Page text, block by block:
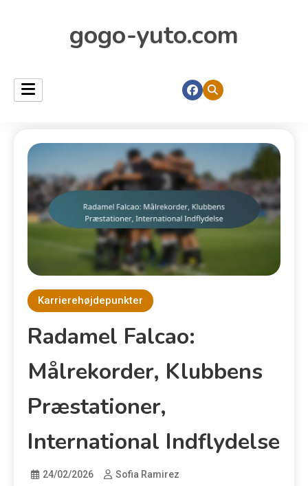
gogo-yuto.com
Karrierehøjdepunkter
Radamel Falcao:
Målrekorder, Klubbens
Præstationer,
International Indflydelse
24/02/2026 Sofia Ramirez